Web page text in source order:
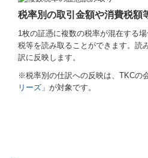
税率別の取引金額や消費税額
1枚の証憑に複数の税率が混在する
税等を読み取ることができます。読
訳に反映します。
※税率別の仕訳への反映は、TKCの
リーズ 」が対象です。